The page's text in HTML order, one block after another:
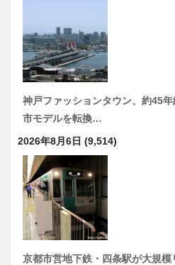
神戸ファッションタウン、約45
市モデルを転換…
2026年8月6日 (9,514)
京都市営地下鉄・四条駅が大規